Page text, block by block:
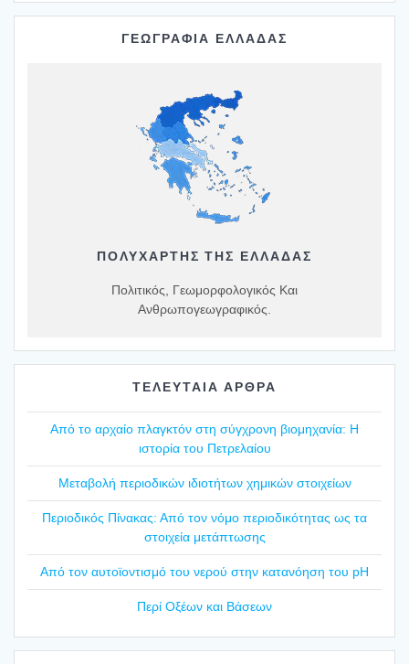
ΓΕΩΓΡΑΦΙΑ ΕΛΛΑΔΑΣ
ΠΟΛΥΧΆΡΤΗΣ ΤΗΣ ΕΛΛΆΔΑΣ
Πολιτικός, Γεωμορφολογικός Και
Ανθρωπογεωγραφικός.
ΤΕΛΕΥΤΑΙΑ ΑΡΘΡΑ
Από το αρχαίο πλαγ­κτόν στη σύγ­χρο­νη βιο­μη­χα­νία: Η
ιστο­ρία του Πετρε­λαί­ου
Mετα­βο­λή περιο­δι­κών ιδιο­τή­των χημι­κών στοι­χεί­ων
Περιο­δι­κός Πίνα­κας: Από τον νόμο περιο­δι­κό­τη­τας ως τα
στοι­χεία μετά­πτω­σης
Από τον αυτοϊ­ο­ντι­σμό του νερού στην κατα­νό­η­ση του pH
Περί Οξέ­ων και Βάσε­ων